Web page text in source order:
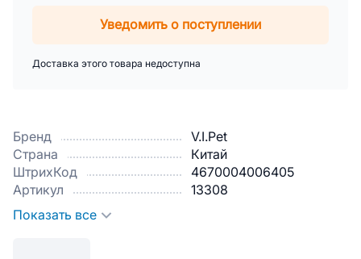
Бренд
V.I.Pet
Страна
Китай
ШтрихКод
4670004006405
Артикул
13308
Показать все
Уведомить о поступлении
Доставка этого товара недоступна